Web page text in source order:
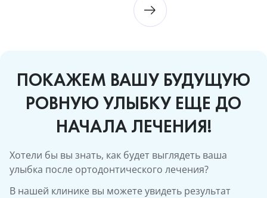
ПОКАЖЕМ ВАШУ БУДУЩУЮ
РОВНУЮ УЛЫБКУ ЕЩЕ ДО
НАЧАЛА ЛЕЧЕНИЯ!
Хотели бы вы знать, как будет выглядеть ваша
улыбка после ортодонтического лечения?
В нашей клинике вы можете увидеть результат